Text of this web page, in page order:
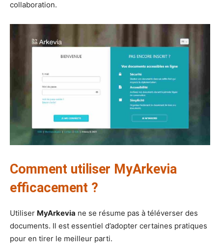
collaboration.
Comment utiliser MyArkevia
efficacement ?
Utiliser MyArkevia ne se résume pas à téléverser des
documents. Il est essentiel d’adopter certaines pratiques
pour en tirer le meilleur parti.